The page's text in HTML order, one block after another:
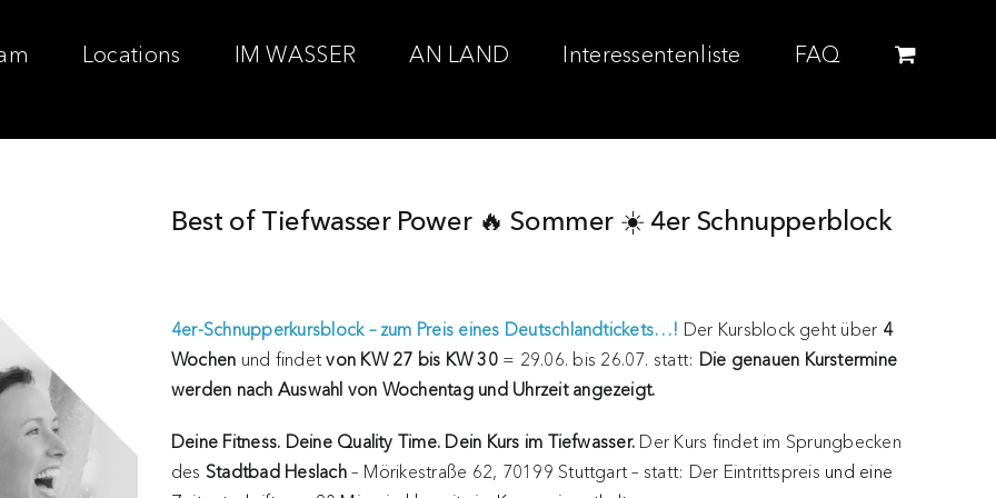
Locations IM WASSER AN LAND Interessentenliste FAQ
Best of Tiefwasser Power 🔥 Sommer ☀️ 4er Schnupperblock
4er-Schnupperkursblock – zum Preis eines Deutschlandtickets…! Der Kursblock geht über 4
Wochen und findetvon KW 27 bis KW 30= 29.06. bis 26.07. statt: Die genauen Kurstermine
werden nach Auswahl von Wochentag und Uhrzeit angezeigt.
Deine Fitness. Deine Quality Time. Dein Kurs im Tiefwasser. Der Kurs findet im Sprungbecken
des Stadtbad Heslach– Mörikestraße 62, 70199 Stuttgart – statt: Der Eintrittspreis und eine